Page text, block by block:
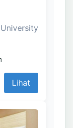
Lihat